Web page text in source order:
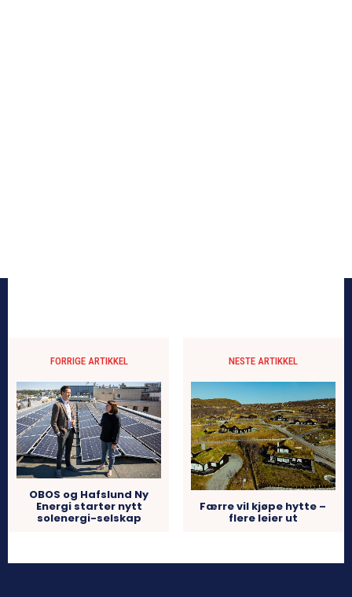
FORRIGE ARTIKKEL
OBOS og Hafslund Ny
Energi starter nytt
solenergi-selskap
NESTE ARTIKKEL
Færre vil kjøpe hytte –
flere leier ut